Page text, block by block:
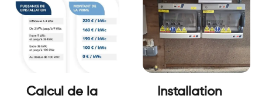
Calcul de la
Installation